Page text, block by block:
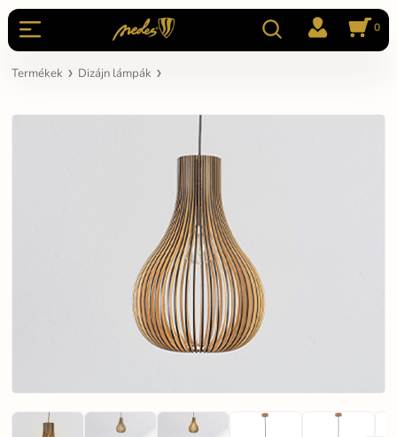
0
Termékek Dizájn lámpák